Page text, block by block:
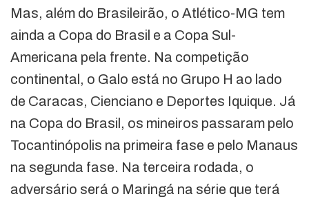
Mas, além do Brasileirão, o Atlético-MG tem
ainda a Copa do Brasil e a Copa Sul-
Americana pela frente. Na competição
continental, o Galo está no Grupo H ao lado
de Caracas, Cienciano e Deportes Iquique. Já
na Copa do Brasil, os mineiros passaram pelo
Tocantinópolis na primeira fase e pelo Manaus
na segunda fase. Na terceira rodada, o
adversário será o Maringá na série que terá